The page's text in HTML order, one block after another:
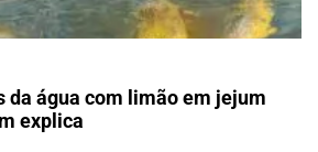
da água com limão em jejum
explica